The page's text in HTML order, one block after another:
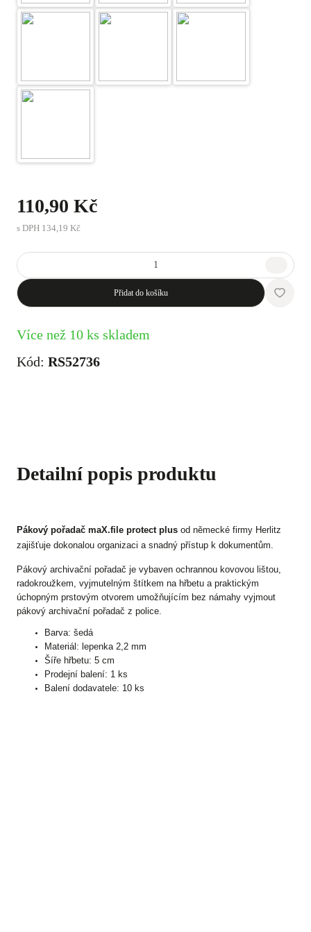
110,90 Kč
s DPH 134,19 Kč
Přidat do košíku
Více než 10 ks skladem
Kód: RS52736
Detailní popis produktu
Pákový pořadač maX.file protect plus od německé firmy Herlitz
zajišťuje dokonalou organizaci a snadný přístup k dokumentům.
Pákový archivační pořadač je vybaven ochrannou kovovou lištou,
radokroužkem, vyjmutelným štítkem na hřbetu a praktickým
úchopným prstovým otvorem umožňujícím bez námahy vyjmout
pákový archivační pořadač z police.
Barva: šedá
Materiál: lepenka 2,2 mm
Šíře hřbetu: 5 cm
Prodejní balení: 1 ks
Balení dodavatele: 10 ks